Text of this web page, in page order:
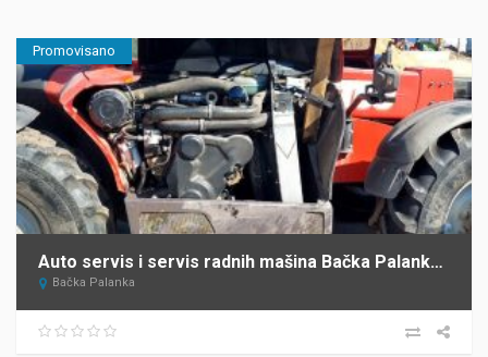
Promovisano
Auto servis i servis radnih mašina Bačka Palanka Krnajac
Bačka Palanka